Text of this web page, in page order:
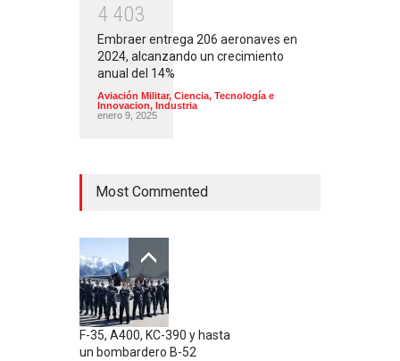
4 403
Embraer entrega 206 aeronaves en
2024, alcanzando un crecimiento
anual del 14%
Aviación Militar, Ciencia, Tecnología e
Innovacion, Industria
enero 9, 2025
Most Commented
F-35, A400, KC-390 y hasta
un bombardero B-52